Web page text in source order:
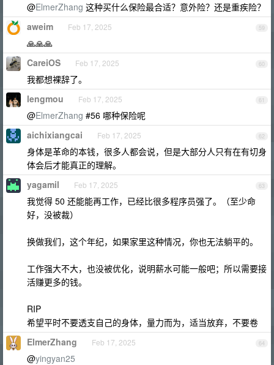
@ElmerZhang 这种买什么保险最合适？意外险？还是重疾险？
59
aweim Feb 17, 2025
🙏🙏🙏
60
CareiOS Feb 17, 2025
我都想裸辞了。
61
lengmou Feb 17, 2025
@ElmerZhang #56 哪种保险呢
62
aichixiangcai Feb 17, 2025
身体是革命的本钱，很多人都会说，但是大部分人只有在有切身
体会后才能真正的理解。
63
yagamil Feb 17, 2025
我觉得 50 还能能再工作，已经比很多程序员强了。（至少命
好，没被裁）
换做我们，这个年纪，如果家里这种情况，你也无法躺平的。
工作强大不大，也没被优化，说明薪水可能一般吧；所以需要接
活赚更多的钱。
RIP
希望平时不要透支自己的身体，量力而为，适当放弃，不要卷
64
ElmerZhang Feb 17, 2025
@yingyan25